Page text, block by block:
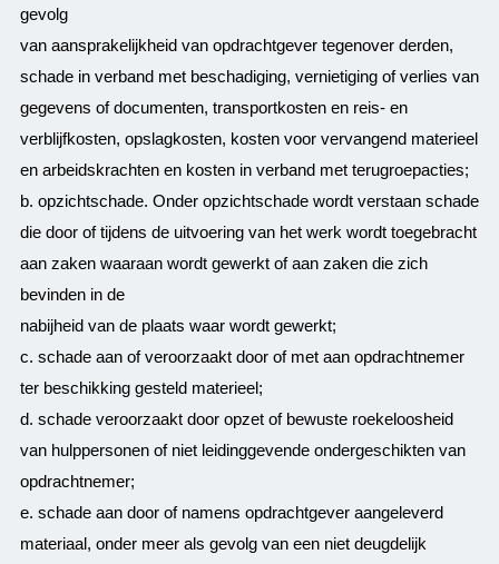
gevolg
van aansprakelijkheid van opdrachtgever tegenover derden,
schade in verband met beschadiging, vernietiging of verlies van
gegevens of documenten, transportkosten en reis- en
verblijfkosten, opslagkosten, kosten voor vervangend materieel
en arbeidskrachten en kosten in verband met terugroepacties;
b. opzichtschade. Onder opzichtschade wordt verstaan schade
die door of tijdens de uitvoering van het werk wordt toegebracht
aan zaken waaraan wordt gewerkt of aan zaken die zich
bevinden in de
nabijheid van de plaats waar wordt gewerkt;
c. schade aan of veroorzaakt door of met aan opdrachtnemer
ter beschikking gesteld materieel;
d. schade veroorzaakt door opzet of bewuste roekeloosheid
van hulppersonen of niet leidinggevende ondergeschikten van
opdrachtnemer;
e. schade aan door of namens opdrachtgever aangeleverd
materiaal, onder meer als gevolg van een niet deugdelijk